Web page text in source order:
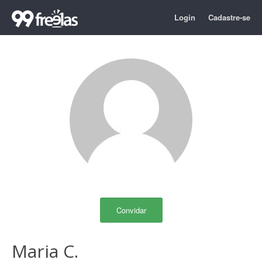
Login Cadastre-se
Convidar
Maria C.